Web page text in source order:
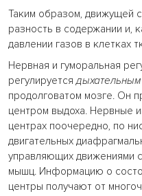
Таким образом, движущей
разность в содержании и,
давлении газов в клетках
Нервная и гуморальная
регулируется
продолговатом мозге. Он
центром выдоха. Нервные
центрах поочередно, по
двигательных
управляющих движениями
мышц. Информацию о
центры получают от